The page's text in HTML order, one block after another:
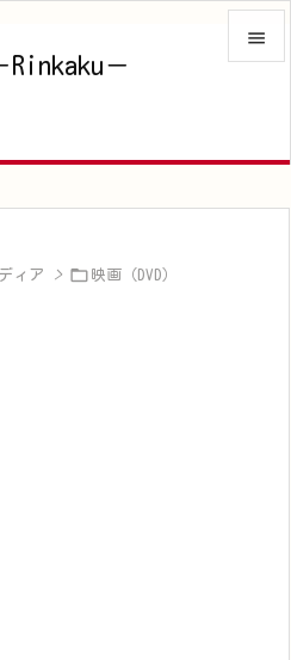
－


ィア >  映画（DVD）